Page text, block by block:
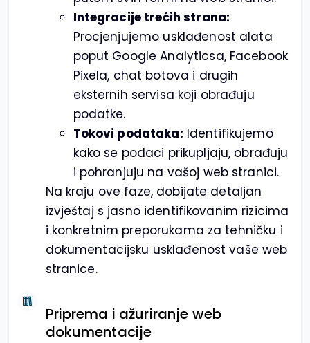
Integracije trećih strana:
Procjenjujemo usklađenost alata
poput Google Analyticsa, Facebook
Pixela, chat botova i drugih
eksternih servisa koji obrađuju
podatke.
Tokovi podataka: Identifikujemo
kako se podaci prikupljaju, obrađuju
i pohranjuju na vašoj web stranici.
Na kraju ove faze, dobijate detaljan
izvještaj s jasno identifikovanim rizicima
i konkretnim preporukama za tehničku i
dokumentacijsku usklađenost vaše web
stranice.
Priprema i ažuriranje web
dokumentacije